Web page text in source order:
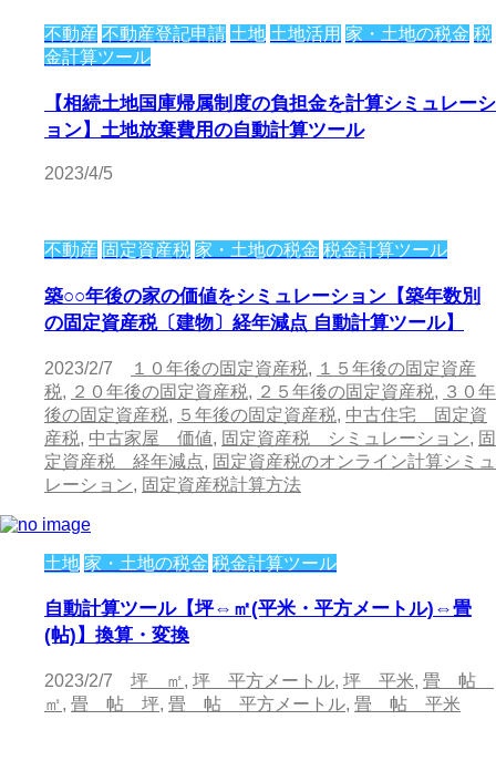
不動産 不動産登記申請 土地 土地活用 家・土地の税金 税
金計算ツール
【相続土地国庫帰属制度の負担金を計算シミュレーシ
ョン】土地放棄費用の自動計算ツール
2023/4/5
不動産 固定資産税 家・土地の税金 税金計算ツール
築○○年後の家の価値をシミュレーション【築年数別
の固定資産税〔建物〕経年減点 自動計算ツール】
2023/2/7 １０年後の固定資産税, １５年後の固定資産
税, ２０年後の固定資産税, ２５年後の固定資産税, ３０年
後の固定資産税, ５年後の固定資産税, 中古住宅 固定資
産税, 中古家屋 価値, 固定資産税 シミュレーション, 固
定資産税 経年減点, 固定資産税のオンライン計算シミュ
レーション, 固定資産税計算方法
土地 家・土地の税金 税金計算ツール
自動計算ツール【坪⇔㎡(平米・平方メートル)⇔畳
(帖)】換算・変換
2023/2/7 坪 ㎡, 坪 平方メートル, 坪 平米, 畳 帖
㎡, 畳 帖 坪, 畳 帖 平方メートル, 畳 帖 平米